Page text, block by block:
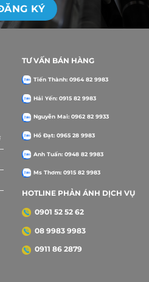
TƯ VẤN BÁN HÀNG
Tiến Thành: 0964 82 9983
Hải Yến: 0915 82 9983
Nguyễn Mai: 0962 82 9933
Hồ Đạt: 0965 28 9983
Anh Tuấn: 0948 82 9983
Ms Thơm: 0915 82 9983
HOTLINE PHẢN ÁNH DỊCH VỤ
0901 52 52 62
08 9983 9983
0911 86 2879